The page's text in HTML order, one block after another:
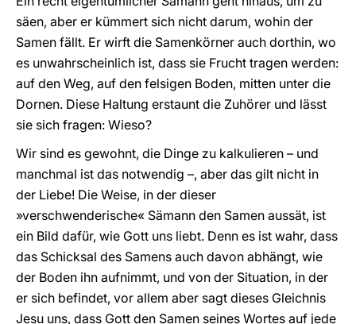
säen, aber er kümmert sich nicht darum, wohin der
Samen fällt. Er wirft die Samenkörner auch dorthin, wo
es unwahrscheinlich ist, dass sie Frucht tragen werden:
auf den Weg, auf den felsigen Boden, mitten unter die
Dornen. Diese Haltung erstaunt die Zuhörer und lässt
sie sich fragen: Wieso?
Wir sind es gewohnt, die Dinge zu kalkulieren – und
manchmal ist das notwendig –, aber das gilt nicht in
der Liebe! Die Weise, in der dieser
»verschwenderische« Sämann den Samen aussät, ist
ein Bild dafür, wie Gott uns liebt. Denn es ist wahr, dass
das Schicksal des Samens auch davon abhängt, wie
der Boden ihn aufnimmt, und von der Situation, in der
er sich befindet, vor allem aber sagt dieses Gleichnis
Jesu uns, dass Gott den Samen seines Wortes auf jede